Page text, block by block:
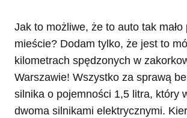
Jak to możliwe, że to auto tak mało
mieście? Dodam tylko, że jest to
kilometrach spędzonych w
Warszawie! Wszystko za sprawą
silnika o pojemności 1,5 litra, który
dwoma silnikami elektrycznymi.